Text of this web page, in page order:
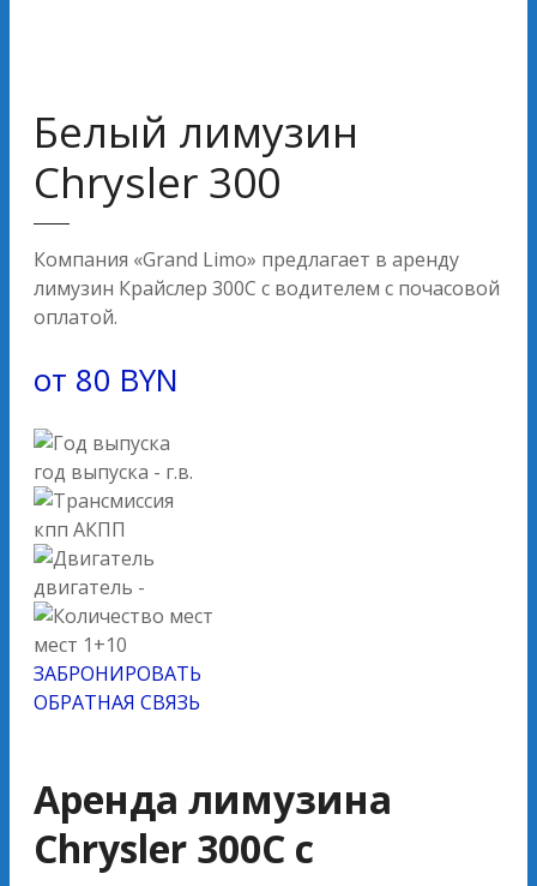
Белый лимузин
Chrysler 300
Компания «Grand Limo» предлагает в аренду
лимузин Крайслер 300C с водителем с почасовой
оплатой.
от 80 BYN
год выпуска - г.в.
кпп АКПП
двигатель -
мест 1+10
ЗАБРОНИРОВАТЬ
ОБРАТНАЯ СВЯЗЬ
Аренда лимузина
Chrysler 300C с